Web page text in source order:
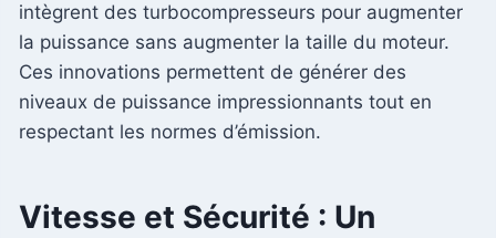
intègrent des turbocompresseurs pour augmenter
la puissance sans augmenter la taille du moteur.
Ces innovations permettent de générer des
niveaux de puissance impressionnants tout en
respectant les normes d’émission.
Vitesse et Sécurité : Un